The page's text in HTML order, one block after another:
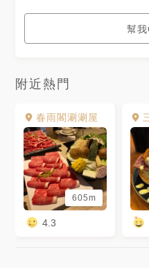
幫
附近熱門
春雨閣涮涮屋
605m
4.3